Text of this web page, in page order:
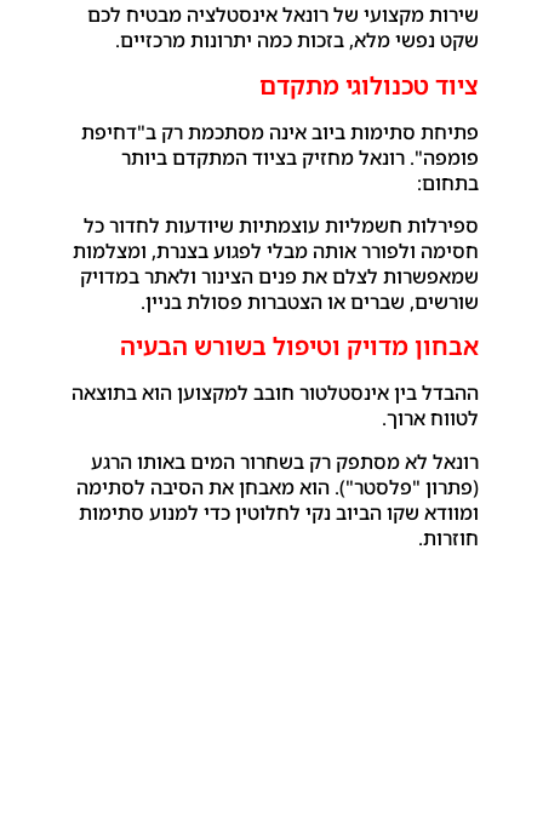
שירות מקצועי של רונאל אינסטלציה מבטיח לכם
שקט נפשי מלא, בזכות כמה יתרונות מרכזיים.
ציוד טכנולוגי מתקדם
פתיחת סתימות ביוב אינה מסתכמת רק ב"דחיפת
פומפה". רונאל מחזיק בציוד המתקדם ביותר
בתחום:
ספירלות חשמליות עוצמתיות שיודעות לחדור כל
חסימה ולפורר אותה מבלי לפגוע בצנרת, ומצלמות
שמאפשרות לצלם את פנים הצינור ולאתר במדויק
שורשים, שברים או הצטברות פסולת בניין.
אבחון מדויק וטיפול בשורש הבעיה
ההבדל בין אינסטלטור חובב למקצוען הוא בתוצאה
לטווח ארוך.
רונאל לא מסתפק רק בשחרור המים באותו הרגע
(פתרון "פלסטר"). הוא מאבחן את הסיבה לסתימה
ומוודא שקו הביוב נקי לחלוטין כדי למנוע סתימות
חוזרות.